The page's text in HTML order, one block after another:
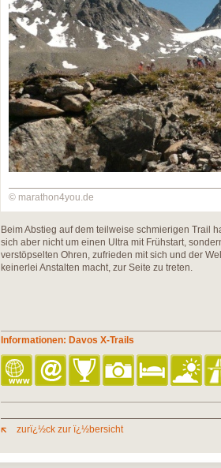
© marathon4you.de
Beim Abstieg auf dem teilweise schmierigen Trail
sich aber nicht um einen Ultra mit Frühstart,
verstöpselten Ohren, zufrieden mit sich und der
keinerlei Anstalten macht, zur Seite zu treten.
Informationen: Davos X-Trails
zurï¿½ck zur ï¿½bersicht